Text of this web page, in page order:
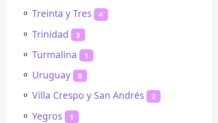
⚬ Treinta y Tres 4
⚬ Trinidad 3
⚬ Turmalina 1
⚬ Uruguay 8
⚬ Villa Crespo y San Andrés 2
⚬ Yegros 1